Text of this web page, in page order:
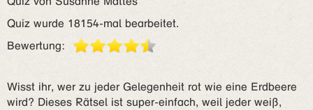
Quiz wurde 18154-mal bearbeitet.
Bewertung:
Wisst ihr, wer zu jeder Gelegenheit rot wie eine Erdbeere
wird? Dieses Rätsel ist super-einfach, weil jeder weiß,